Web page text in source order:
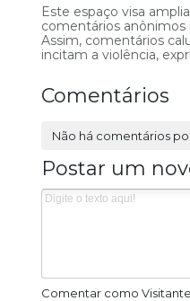
Este espaço visa
comentários anônimos
Assim, comentários
incitam a violência,
Comentários
Não há comentários
Postar um
Comentar como